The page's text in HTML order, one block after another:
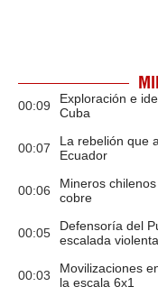
00:09
Exploración e
Cuba
00:07
La rebelión que
Ecuador
00:06
Mineros
cobre
00:05
Defensoría del
escalada violenta
00:03
Movilizaciones
la escala 6x1